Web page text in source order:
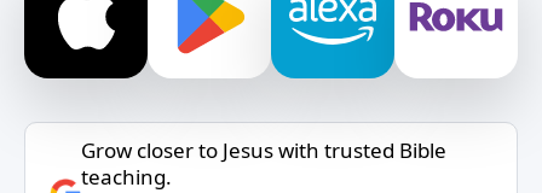
Grow closer to Jesus with trusted Bible
teaching.